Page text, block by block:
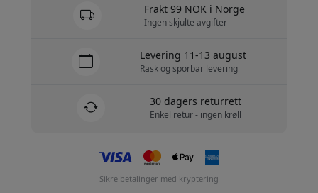
Frakt 99 NOK i Norge
Ingen skjulte avgifter
Levering 11-13 august
Rask og sporbar levering
30 dagers returrett
Enkel retur - ingen krøll
Sikre betalinger med kryptering